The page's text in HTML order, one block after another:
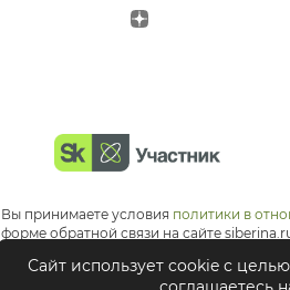
Вы принимаете условия политики в
форме обратной связи на сайте
Сайт использует cookie с